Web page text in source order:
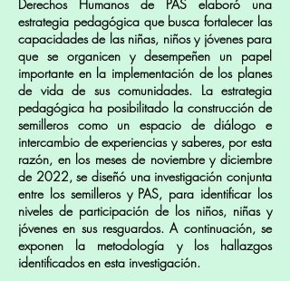
Derechos Humanos de PAS elaboró una
estrategia pedagógica que busca fortalecer las
capacidades de las niñas, niños y jóvenes para
que se organicen y desempeñen un papel
importante en la implementación de los planes
de vida de sus comunidades. La estrategia
pedagógica ha posibilitado la construcción de
semilleros como un espacio de diálogo e
intercambio de experiencias y saberes, por esta
razón, en los meses de noviembre y diciembre
de 2022, se diseñó una investigación conjunta
entre los semilleros y PAS, para identificar los
niveles de participación de los niños, niñas y
jóvenes en sus resguardos. A continuación, se
exponen la metodología y los hallazgos
identificados en esta investigación.